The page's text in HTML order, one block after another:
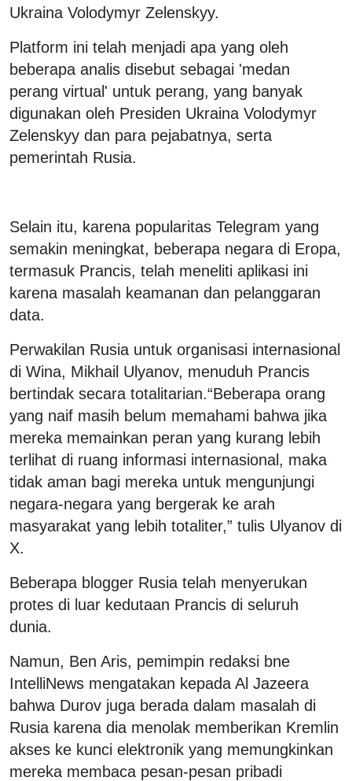
Ukraina Volodymyr Zelenskyy.
Platform ini telah menjadi apa yang oleh
beberapa analis disebut sebagai 'medan
perang virtual' untuk perang, yang banyak
digunakan oleh Presiden Ukraina Volodymyr
Zelenskyy dan para pejabatnya, serta
pemerintah Rusia.
Selain itu, karena popularitas Telegram yang
semakin meningkat, beberapa negara di Eropa,
termasuk Prancis, telah meneliti aplikasi ini
karena masalah keamanan dan pelanggaran
data.
Perwakilan Rusia untuk organisasi internasional
di Wina, Mikhail Ulyanov, menuduh Prancis
bertindak secara totalitarian.“Beberapa orang
yang naif masih belum memahami bahwa jika
mereka memainkan peran yang kurang lebih
terlihat di ruang informasi internasional, maka
tidak aman bagi mereka untuk mengunjungi
negara-negara yang bergerak ke arah
masyarakat yang lebih totaliter,” tulis Ulyanov di
X.
Beberapa blogger Rusia telah menyerukan
protes di luar kedutaan Prancis di seluruh
dunia.
Namun, Ben Aris, pemimpin redaksi bne
IntelliNews mengatakan kepada Al Jazeera
bahwa Durov juga berada dalam masalah di
Rusia karena dia menolak memberikan Kremlin
akses ke kunci elektronik yang memungkinkan
mereka membaca pesan-pesan pribadi